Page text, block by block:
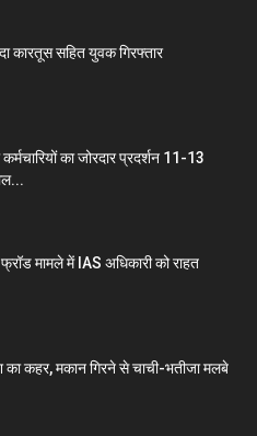
कारतूस सहित युवक गिरफ्तार
का जोरदार प्रदर्शन 11-13
मामले में IAS अधिकारी को राहत
का कहर, मकान गिरने से चाची-भतीजा मलबे